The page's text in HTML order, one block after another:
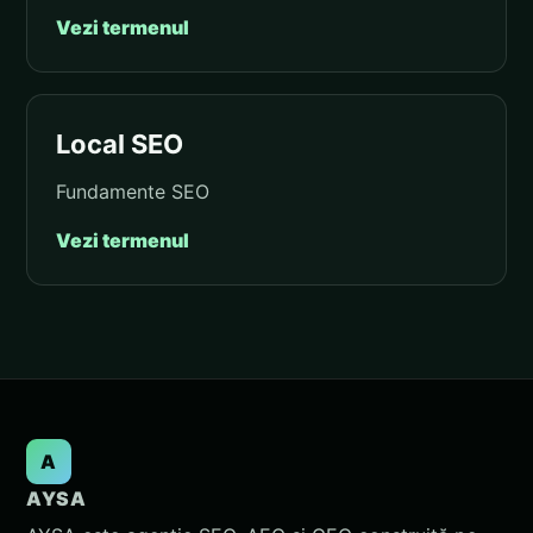
Vezi termenul
Local SEO
Fundamente SEO
Vezi termenul
A
AYSA